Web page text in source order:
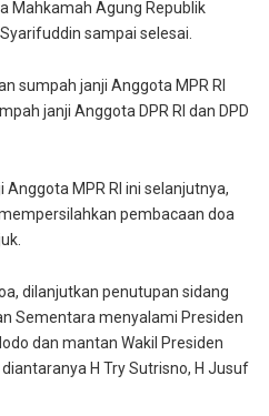
Mahkamah Agung Republik
sampai selesai.
sumpah janji Anggota MPR RI
janji Anggota DPR RI dan DPD
MPR RI ini selanjutnya,
pembacaan doa
dilanjutkan penutupan sidang
Sementara menyalami Presiden
dan mantan Wakil Presiden
H Try Sutrisno, H Jusuf